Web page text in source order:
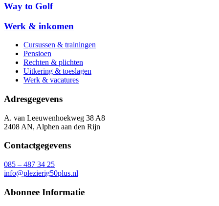
Way to Golf
Werk & inkomen
Cursussen & trainingen
Pensioen
Rechten & plichten
Uitkering & toeslagen
Werk & vacatures
Adresgegevens
A. van Leeuwenhoekweg 38 A8
2408 AN, Alphen aan den Rijn
Contactgegevens
085 – 487 34 25
info@plezierig50plus.nl
Abonnee Informatie